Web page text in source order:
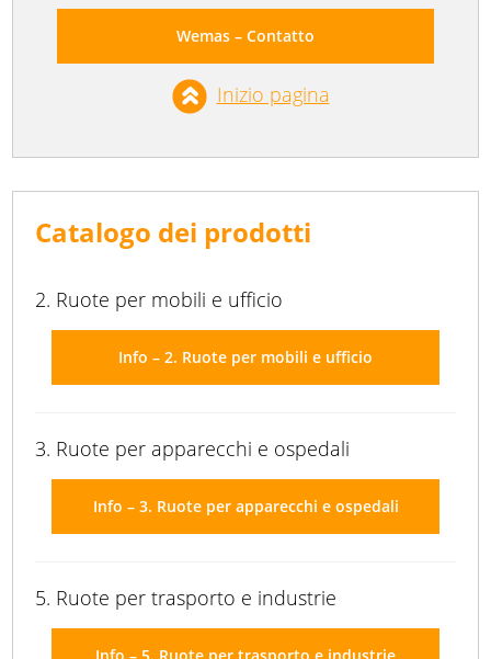
Wemas – Contatto
Inizio pagina
Catalogo dei prodotti
2. Ruote per mobili e ufficio
Info – 2. Ruote per mobili e ufficio
3. Ruote per apparecchi e ospedali
Info – 3. Ruote per apparecchi e ospedali
5. Ruote per trasporto e industrie